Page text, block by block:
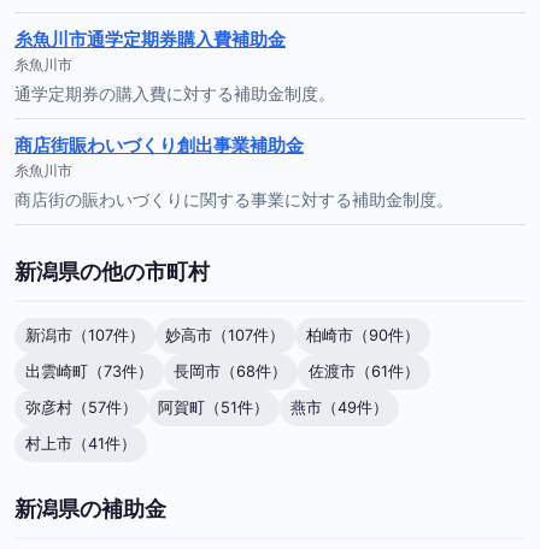
糸魚川市通学定期券購入費補助金
糸魚川市
通学定期券の購入費に対する補助金制度。
商店街賑わいづくり創出事業補助金
糸魚川市
商店街の賑わいづくりに関する事業に対する補助金制度。
新潟県の他の市町村
新潟市（107件） 妙高市（107件）
柏崎市（90件）
出雲崎町（73件）
長岡市（68件）
佐渡市（61件）
弥彦村（57件）
阿賀町（51件）
燕市（49件）
村上市（41件）
新潟県の補助金